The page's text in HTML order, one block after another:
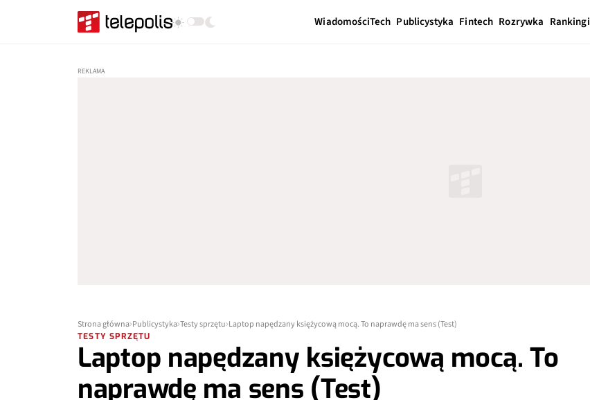
WiadomościTech Publicystyka Fintech Rozrywka Rankingi
Strona główna Publicystyka Testy sprzętu Laptop napędzany księżycową mocą. To naprawdę ma sens (Test)
TESTY SPRZĘTU
Laptop napędzany księżycową mocą. To
naprawdę ma sens (Test)